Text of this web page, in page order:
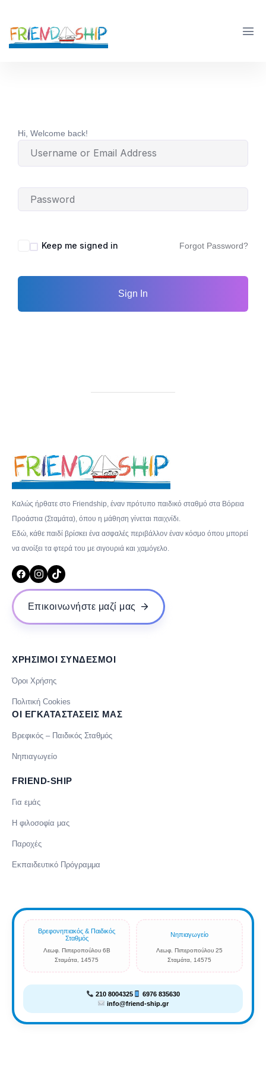
Hi, Welcome back!
Keep me signed in Forgot Password?
Sign In
Καλώς ήρθατε στο Friendship, έναν πρότυπο παιδικό σταθμό στα Βόρεια
Προάστια (Σταμάτα), όπου η μάθηση γίνεται παιχνίδι.
Εδώ, κάθε παιδί βρίσκει ένα ασφαλές περιβάλλον έναν κόσμο όπου μπορεί
να ανοίξει τα φτερά του με σιγουριά και χαμόγελο.
Επικοινωνήστε μαζί μας
ΧΡΗΣΙΜΟΙ ΣΥΝΔΕΣΜΟΙ
Όροι Χρήσης
Πολιτική Cookies
ΟΙ ΕΓΚΑΤΑΣΤΑΣΕΙΣ ΜΑΣ
Βρεφικός – Παιδικός Σταθμός
Νηπιαγωγείο
FRIEND-SHIP
Για εμάς
Η φιλοσοφία μας
Παροχές
Εκπαιδευτικό Πρόγραμμα
Βρεφονηπιακός & Παιδικός
Σταθμός
Λεωφ. Πιπεροπούλου 6Β
Σταμάτα, 14575
Νηπιαγωγείο
Λεωφ. Πιπεροπούλου 25
Σταμάτα, 14575
210 8004325
6976 835630
info@friend-ship.gr